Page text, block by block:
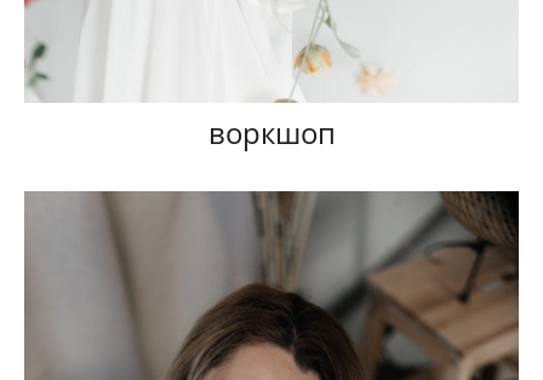
воркшоп